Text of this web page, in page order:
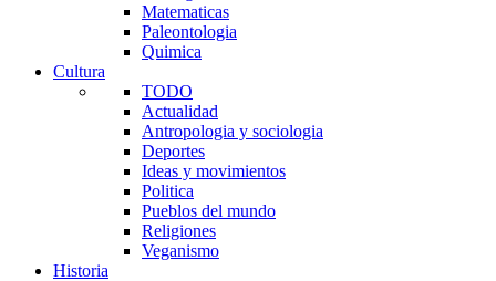
Matematicas
Paleontologia
Quimica
Cultura
TODO
Actualidad
Antropologia y sociologia
Deportes
Ideas y movimientos
Politica
Pueblos del mundo
Religiones
Veganismo
Historia